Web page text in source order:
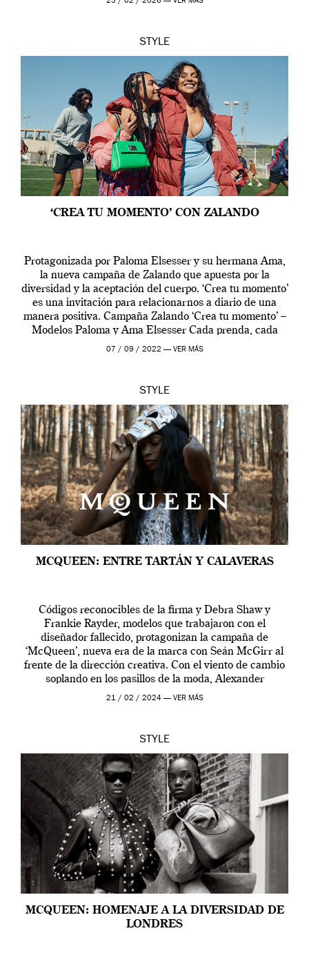
STYLE
‘CREA TU MOMENTO’ CON ZALANDO
Protagonizada por Paloma Elsesser y su hermana Ama,
la nueva campaña de Zalando que apuesta por la
diversidad y la aceptación del cuerpo. ‘Crea tu momento’
es una invitación para relacionarnos a diario de una
manera positiva. Campaña Zalando ‘Crea tu momento’ –
Modelos Paloma y Ama Elsesser Cada prenda, cada
outfit, cada momento, caracteriza […]
07 / 09 / 2022 — VER MÁS
STYLE
MCQUEEN: ENTRE TARTÁN Y CALAVERAS
Códigos reconocibles de la firma y Debra Shaw y
Frankie Rayder, modelos que trabajaron con el
diseñador fallecido, protagonizan la campaña de
‘McQueen’, nueva era de la marca con Seán McGirr al
frente de la dirección creativa. Con el viento de cambio
soplando en los pasillos de la moda, Alexander
McQueen se prepara para una […]
21 / 02 / 2024 — VER MÁS
STYLE
MCQUEEN: HOMENAJE A LA DIVERSIDAD DE
LONDRES